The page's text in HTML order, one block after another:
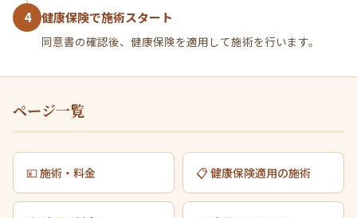
4 健康保険で施術スタート
同意書の確認後、健康保険を適用して施術を行います。
ページ一覧
💴 施術・料金 📋 健康保険適用の施術